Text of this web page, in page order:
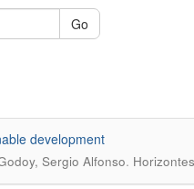
Go
development
Sergio Alfonso.